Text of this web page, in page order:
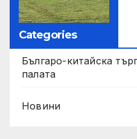
Categories
Българо-китайска
палата
Новини